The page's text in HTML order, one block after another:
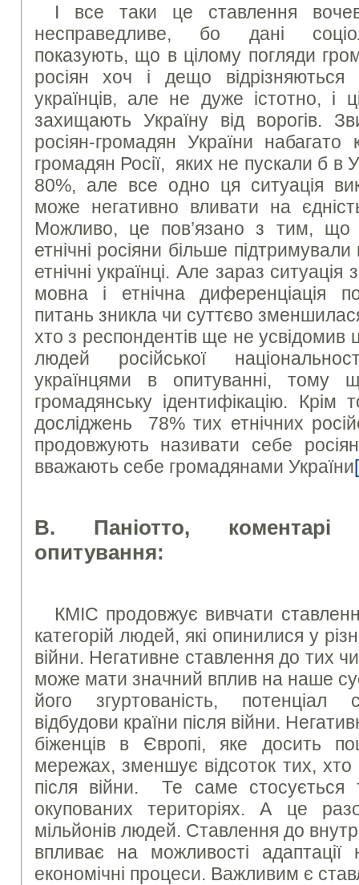
І все таки це ставлення
несправедливе, бо дані
показують, що в цілому погляди
росіян хоч і дещо відрізняються
українців, але не дуже істотно, і
захищають Україну від ворогів.
росіян-громадян України
громадян Росії, яких не пускали б в
80%, але все одно ця ситуація
може негативно вливати на
Можливо, це пов’язано з тим, що
етнічні росіяни більше підтримували
етнічні українці. Але зараз ситуація
мовна і етнічна диференціація
питань зникла чи суттєво
хто з респондентів ще не усвідомив
людей російської
українцями в опитуванні,
громадянську ідентифікацію.
досліджень 78% тих етнічних
продовжують називати себе
вважають себе громадянами України
В. Паніотто, коментарі
опитування:
КМІС продовжує вивчати
категорій людей, які опинилися у
війни. Негативне ставлення до тих
може мати значний вплив на наше
його згуртованість, потенціал
відбудови країни після війни.
біженців в Європі, яке досить
мережах, зменшує відсоток тих, хто
після війни. Те саме стосується
окупованих територіях. А це
мільйонів людей. Ставлення до
впливає на можливості
економічні процеси. Важливим є